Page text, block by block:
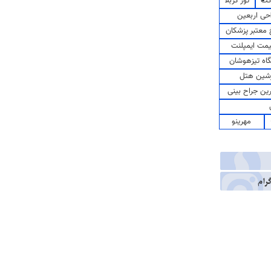
اربعین
پزشکان
ایمپلنت
تیزهوشان
هتل
جراح بینی
مهرینو